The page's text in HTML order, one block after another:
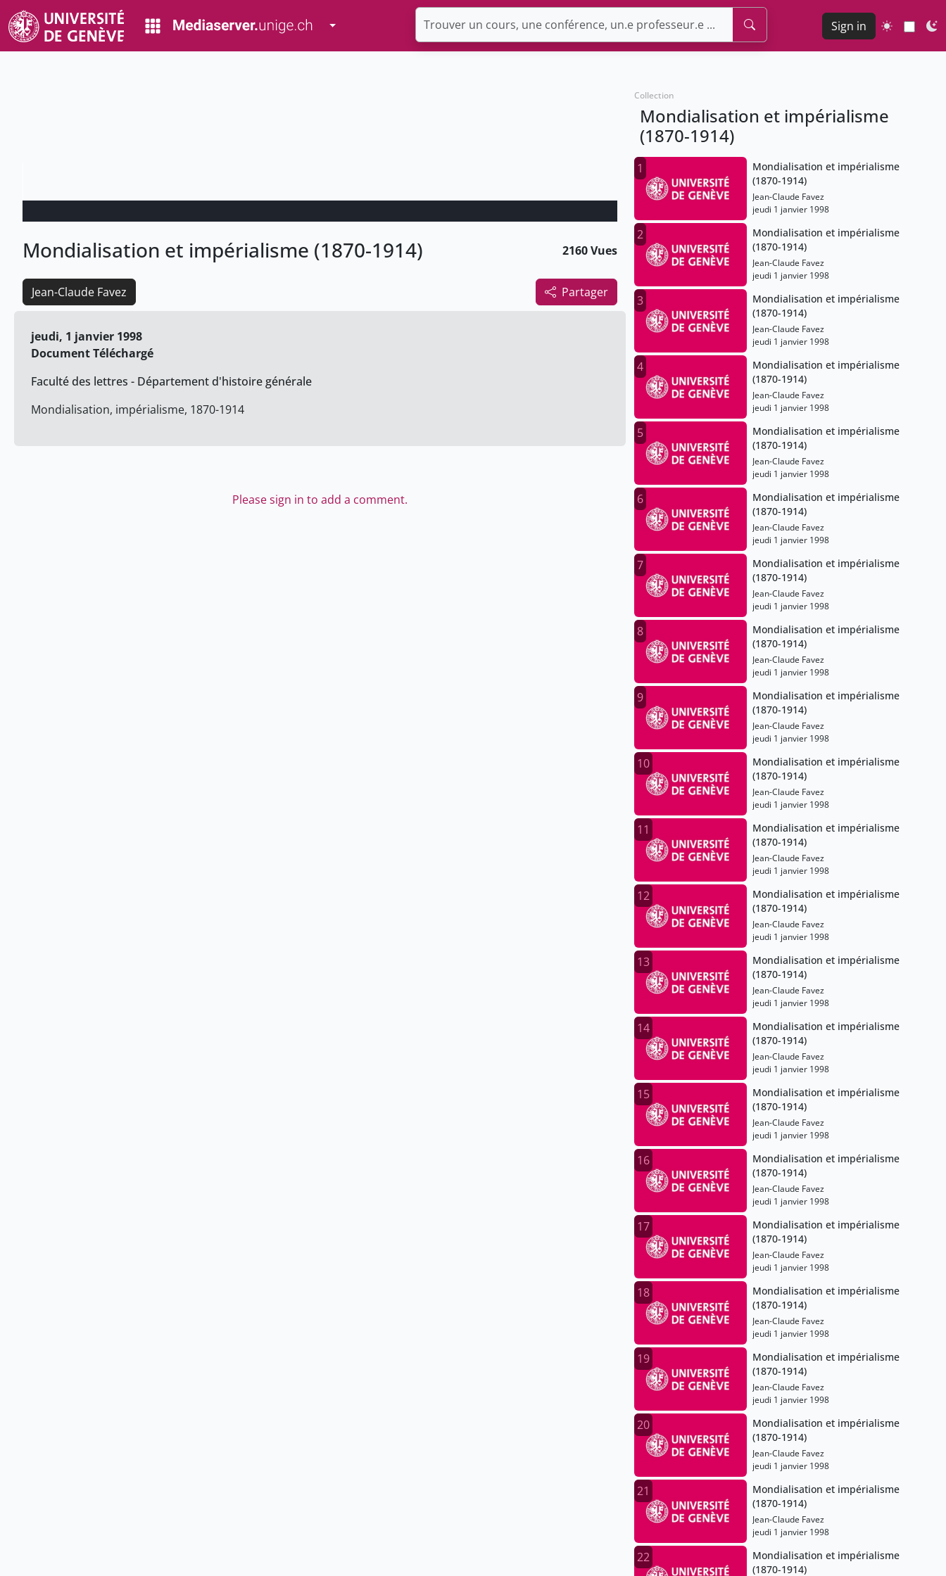
Toggle Dropdown Sign in
Mondialisation et impérialisme (1870-1914) 2160 Vues
Partager
Jean-Claude Favez
jeudi, 1 janvier 1998
Document Téléchargé
Faculté des lettres - Département d'histoire générale
Mondialisation, impérialisme, 1870-1914
Please sign in to add a comment.
Collection
Mondialisation et impérialisme
(1870-1914)
1
Mondialisation et impérialisme
(1870-1914)
Jean-Claude Favez
jeudi 1 janvier 1998
2
Mondialisation et impérialisme
(1870-1914)
Jean-Claude Favez
jeudi 1 janvier 1998
3
Mondialisation et impérialisme
(1870-1914)
Jean-Claude Favez
jeudi 1 janvier 1998
4
Mondialisation et impérialisme
(1870-1914)
Jean-Claude Favez
jeudi 1 janvier 1998
5
Mondialisation et impérialisme
(1870-1914)
Jean-Claude Favez
jeudi 1 janvier 1998
6
Mondialisation et impérialisme
(1870-1914)
Jean-Claude Favez
jeudi 1 janvier 1998
7
Mondialisation et impérialisme
(1870-1914)
Jean-Claude Favez
jeudi 1 janvier 1998
8
Mondialisation et impérialisme
(1870-1914)
Jean-Claude Favez
jeudi 1 janvier 1998
9
Mondialisation et impérialisme
(1870-1914)
Jean-Claude Favez
jeudi 1 janvier 1998
10
Mondialisation et impérialisme
(1870-1914)
Jean-Claude Favez
jeudi 1 janvier 1998
11
Mondialisation et impérialisme
(1870-1914)
Jean-Claude Favez
jeudi 1 janvier 1998
12
Mondialisation et impérialisme
(1870-1914)
Jean-Claude Favez
jeudi 1 janvier 1998
13
Mondialisation et impérialisme
(1870-1914)
Jean-Claude Favez
jeudi 1 janvier 1998
14
Mondialisation et impérialisme
(1870-1914)
Jean-Claude Favez
jeudi 1 janvier 1998
15
Mondialisation et impérialisme
(1870-1914)
Jean-Claude Favez
jeudi 1 janvier 1998
16
Mondialisation et impérialisme
(1870-1914)
Jean-Claude Favez
jeudi 1 janvier 1998
17
Mondialisation et impérialisme
(1870-1914)
Jean-Claude Favez
jeudi 1 janvier 1998
18
Mondialisation et impérialisme
(1870-1914)
Jean-Claude Favez
jeudi 1 janvier 1998
19
Mondialisation et impérialisme
(1870-1914)
Jean-Claude Favez
jeudi 1 janvier 1998
20
Mondialisation et impérialisme
(1870-1914)
Jean-Claude Favez
jeudi 1 janvier 1998
21
Mondialisation et impérialisme
(1870-1914)
Jean-Claude Favez
jeudi 1 janvier 1998
22
Mondialisation et impérialisme
(1870-1914)